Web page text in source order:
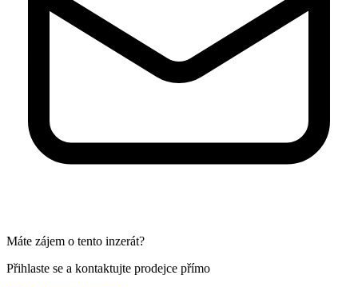
Máte zájem o tento inzerát?
Přihlaste se a kontaktujte prodejce přímo